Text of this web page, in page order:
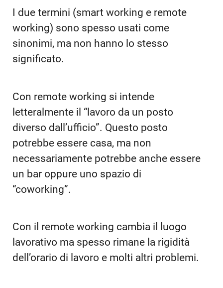
I due termini (smart working e remote
working) sono spesso usati come
sinonimi, ma non hanno lo stesso
significato.
Con remote working si intende
letteralmente il “lavoro da un posto
diverso dall’ufficio”. Questo posto
potrebbe essere casa, ma non
necessariamente potrebbe anche essere
un bar oppure uno spazio di
“coworking”.
Con il remote working cambia il luogo
lavorativo ma spesso rimane la rigidità
dell’orario di lavoro e molti altri problemi.